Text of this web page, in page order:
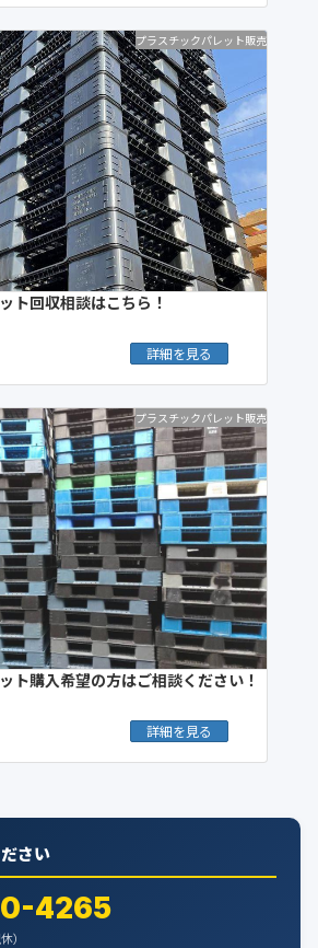
プラスチックパレット販売
ト回収相談はこちら！
詳細を見る
プラスチックパレット販売
ト購入希望の方はご相談ください！
詳細を見る
さい
4265
）